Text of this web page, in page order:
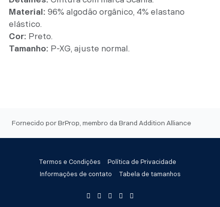
Material: 96% algodão orgânico, 4% elastano
elástico.
Cor: Preto.
Tamanho: P-XG, ajuste normal.
Fornecido por BrProp, membro da Brand Addition Alliance
Termos e Condições
Política de Privacidade
Informações de contato
Tabela de tamanhos